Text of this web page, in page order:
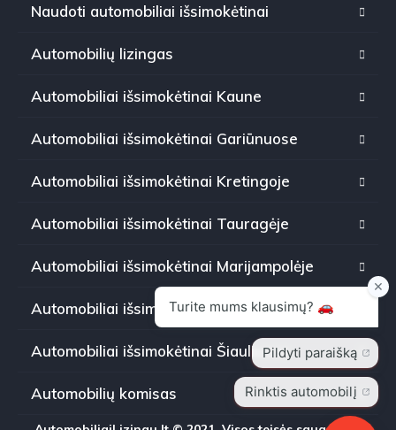
Naudoti automobiliai išsimokėtinai
Automobilių lizingas
Automobiliai išsimokėtinai Kaune
Automobiliai išsimokėtinai Gariūnuose
Automobiliai išsimokėtinai Kretingoje
Automobiliai išsimokėtinai Tauragėje
Automobiliai išsimokėtinai Marijampolėje
Automobiliai išsimokėtinai Panevėžyje
Automobiliai išsimokėtinai Šiauliuose
Automobilių komisas